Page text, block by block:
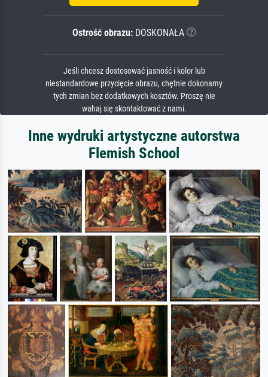
Ostrość obrazu:DOSKONAŁA
Jeśli chcesz dostosować jasność i kolor lub
niestandardowe przycięcie obrazu, chętnie dokonamy
tych zmian bez dodatkowych kosztów. Proszę nie
wahaj się skontaktować z nami.
Inne wydruki artystyczne autorstwa
Flemish School